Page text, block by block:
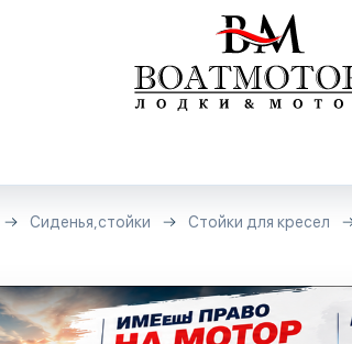
Сиденья,стойки Стойки для кресел